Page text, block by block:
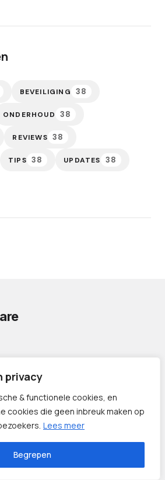
privacy
& functionele cookies, en
cookies die geen inbreuk maken op
Lees meer
Begrepen
BEVEILIGING 38
ONDERHOUD 38
REVIEWS 38
TIPS 38 UPDATES 38
Care.